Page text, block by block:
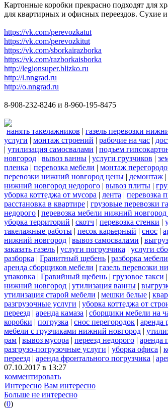
Картонные коробки прекрасно подходят для
для квартирных и офисных переездов. Сухие
https://vk.com/perevozkatut
https://vk.com/perevozkitut
https://vk.com/sborkairazborka
https://vk.com/razborkaisborka
http://legionsuper.blizko.ru
http://l.nngrad.ru
http://o.nngrad.ru
8-908-232-8246 и 8-960-195-8475
нанять такелажников | газель перевозки
услуги | монтаж строений | рабочие на час |
| утилизация самосвалами | подъем
новгород | вывоз ванны | услуги грузчиков |
пленка | перевозка мебели | монтаж
перевозки нижний новгород цены | демонтаж |
нижний новгород недорого | вывоз плиты |
уборка коттеджа от мусора | лента | перевозка
расстановка в квартире | грузовые перевозки
недорого | перевозка мебели нижний новгород
уборка территорий | скотч | перевозка стенки |
такелажные работы | песок карьерный | снос |
нижний новгород | вывоз самосвалами |
заказать газель | услуги погрузчика | услуги
разборка | Гранитный щебень | разборка мебели
аренда сборщиков мебели | газель перевозки
упаковка | Гравийный щебень | грузовое такси |
нижний новгород | утилизация ванны |
утилизация старой мебели | мешки белые |
разгрузочные услуги | уборка коттеджа от
переезд | аренда камаза | сборщики мебели на
коробки | погрузка | снос перегородок | аренда
мебели с грузчиками нижний новгород |
рам | вывоз мусора | переезд недорого | аренда
разгрузо-погрузочные услуги | уборка офиса |
переезд | аренда фронтального погрузчика |
07.10.2017 в 13:27
комментировать
Интересно Вам интересно
Больше не интересно
(0)